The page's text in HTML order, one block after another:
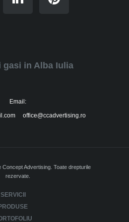
gasi in Alba Iulia
Email:
office@ccadvertising.ro
Advertising. Toate drepturile
rezervate.
SERVICII